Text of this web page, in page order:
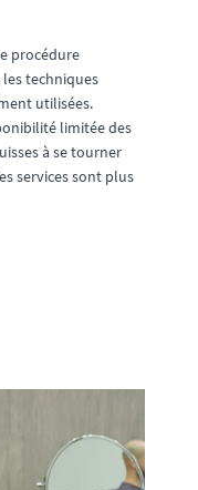
procédure
les techniques
utilisées.
limitée des
à se tourner
services sont plus